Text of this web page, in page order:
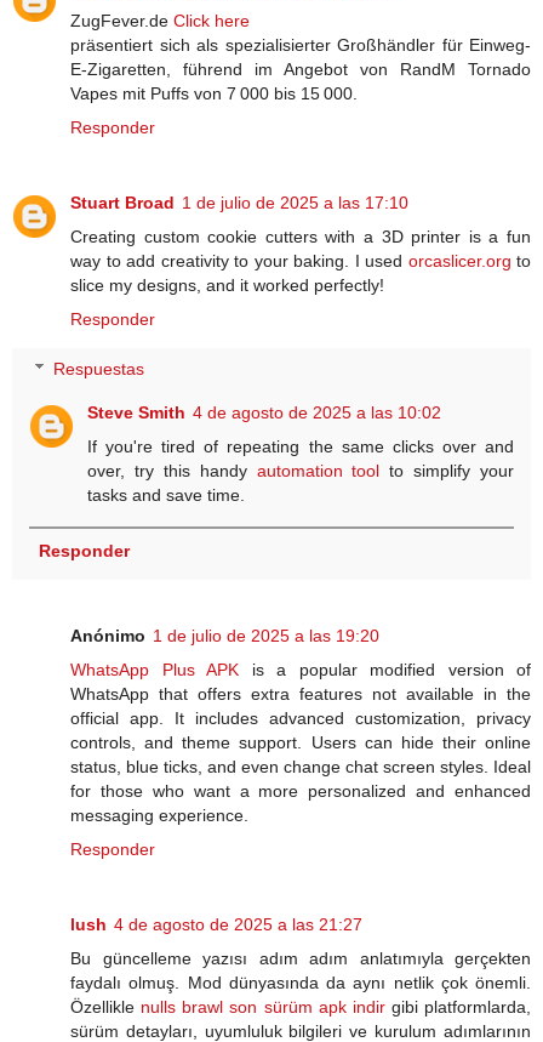
ZugFever.de Click here
präsentiert sich als spezialisierter Großhändler für Einweg-
E-Zigaretten, führend im Angebot von RandM Tornado
Vapes mit Puffs von 7 000 bis 15 000.
Responder
Stuart Broad 1 de julio de 2025 a las 17:10
Creating custom cookie cutters with a 3D printer is a fun
way to add creativity to your baking. I used orcaslicer.org to
slice my designs, and it worked perfectly!
Responder
Respuestas
Steve Smith 4 de agosto de 2025 a las 10:02
If you're tired of repeating the same clicks over and
over, try this handy automation tool to simplify your
tasks and save time.
Responder
Anónimo 1 de julio de 2025 a las 19:20
WhatsApp Plus APK is a popular modified version of
WhatsApp that offers extra features not available in the
official app. It includes advanced customization, privacy
controls, and theme support. Users can hide their online
status, blue ticks, and even change chat screen styles. Ideal
for those who want a more personalized and enhanced
messaging experience.
Responder
lush 4 de agosto de 2025 a las 21:27
Bu güncelleme yazısı adım adım anlatımıyla gerçekten
faydalı olmuş. Mod dünyasında da aynı netlik çok önemli.
Özellikle nulls brawl son sürüm apk indirgibi platformlarda,
sürüm detayları, uyumluluk bilgileri ve kurulum adımlarının